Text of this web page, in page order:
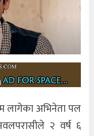
लागेका अभिनेता पल
२ वर्ष ६